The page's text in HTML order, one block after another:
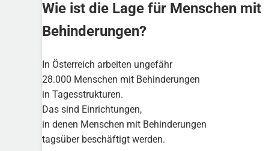
Wie ist die Lage für Menschen mit
Behinderungen?
In Österreich arbeiten ungefähr
28.000 Menschen mit Behinderungen
in Tagesstrukturen.
Das sind Einrichtungen,
in denen Menschen mit Behinderungen
tagsüber beschäftigt werden.